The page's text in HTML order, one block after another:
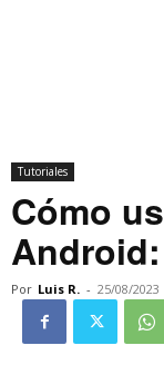
Tutoriales
Cómo
Por Luis R. - 25/08/2023